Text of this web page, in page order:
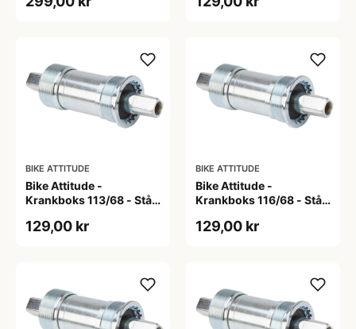
BIKE ATTITUDE
Bike Attitude -
Krankboks 113/68 - Stål
129,00 kr
BIKE ATTITUDE
Bike Attitude -
Krankboks 116/68 - Stål
129,00 kr